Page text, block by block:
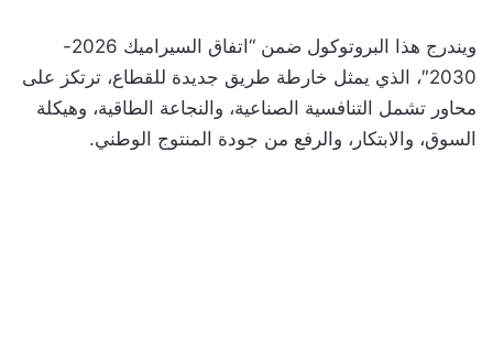
ويندرج هذا البروتوكول ضمن “اتفاق السيراميك 2026-
2030″، الذي يمثل خارطة طريق جديدة للقطاع، ترتكز على
محاور تشمل التنافسية الصناعية، والنجاعة الطاقية، وهيكلة
السوق، والابتكار، والرفع من جودة المنتوج الوطني.